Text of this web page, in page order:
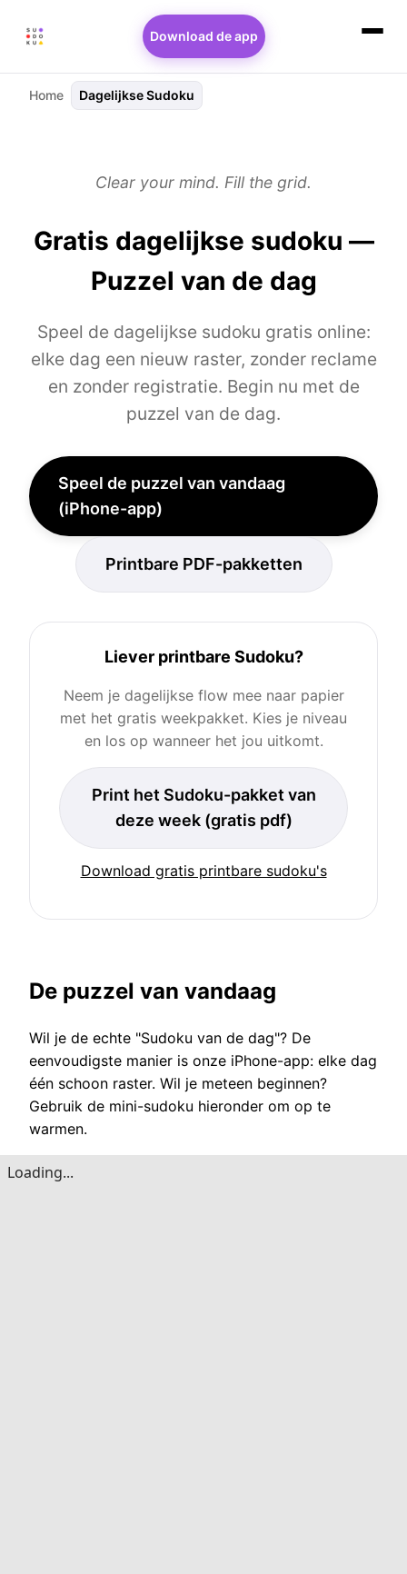
Download de app
Home Dagelijkse Sudoku
Clear your mind. Fill the grid.
Gratis dagelijkse sudoku —
Puzzel van de dag
Speel de dagelijkse sudoku gratis online:
elke dag een nieuw raster, zonder reclame
en zonder registratie. Begin nu met de
puzzel van de dag.
Speel de puzzel van vandaag
(iPhone-app)
Printbare PDF-pakketten
Liever printbare Sudoku?
Neem je dagelijkse flow mee naar papier
met het gratis weekpakket. Kies je niveau
en los op wanneer het jou uitkomt.
Print het Sudoku-pakket van
deze week (gratis pdf)
Download gratis printbare sudoku's
De puzzel van vandaag
Wil je de echte "Sudoku van de dag"? De
eenvoudigste manier is onze iPhone-app: elke dag
één schoon raster. Wil je meteen beginnen?
Gebruik de mini-sudoku hieronder om op te
warmen.